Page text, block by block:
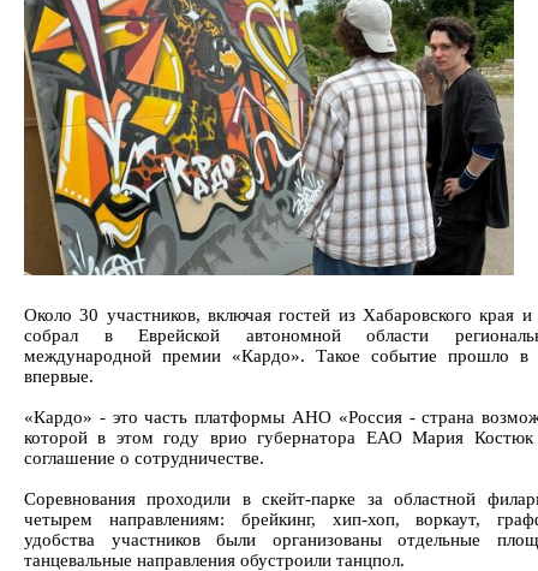
Около 30 участников, включая гостей из Хабаровского края
собрал в Еврейской автономной области
международной премии «Кардо». Такое событие прошло в
впервые.
«Кардо» - это часть платформы АНО «Россия - страна
которой в этом году врио губернатора ЕАО Мария Костюк
соглашение о сотрудничестве.
Соревнования проходили в скейт-парке за областной
четырем направлениям: брейкинг, хип-хоп, воркаут,
удобства участников были организованы отдельные
танцевальные направления обустроили танцпол.